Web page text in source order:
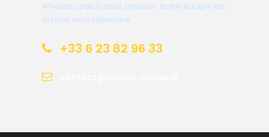
N’hésitez pas à nous appeler. Notre équipe est
là pour vous répondre.
+33 6 23 82 96 33